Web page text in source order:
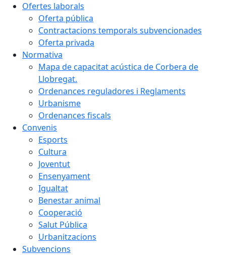
Ofertes laborals
Oferta pública
Contractacions temporals subvencionades
Oferta privada
Normativa
Mapa de capacitat acústica de Corbera de
Llobregat.
Ordenances reguladores i Reglaments
Urbanisme
Ordenances fiscals
Convenis
Esports
Cultura
Joventut
Ensenyament
Igualtat
Benestar animal
Cooperació
Salut Pública
Urbanitzacions
Subvencions